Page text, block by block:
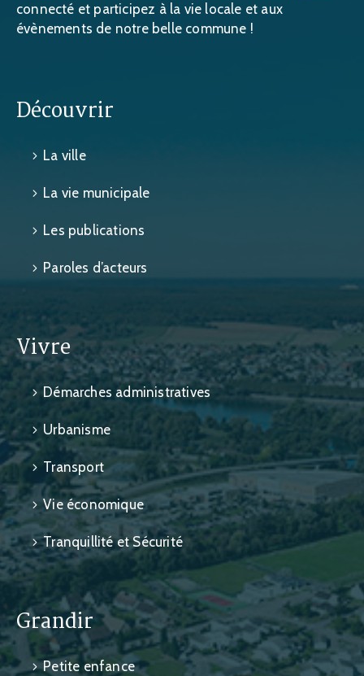
connecté et participez à la vie locale et aux
évènements de notre belle commune !
Découvrir
La ville
La vie municipale
Les publications
Paroles d’acteurs
Vivre
Démarches administratives
Urbanisme
Transport
Vie économique
Tranquillité et Sécurité
Grandir
Petite enfance